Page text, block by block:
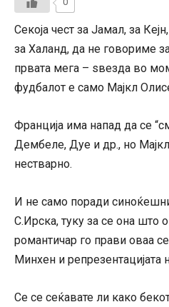
Секоја чест за Јамал, за
за Халанд, да не говориме
првата мега – ѕвезда во
фудбалот е само Мајкл
Франција има напад да се
Дембеле, Дуе и др., но
нестварно.
И не само поради
С.Ирска, туку за се она што
романтичар го прави оваа
Минхен и репрезентацијата
Се се сеќавате ли како